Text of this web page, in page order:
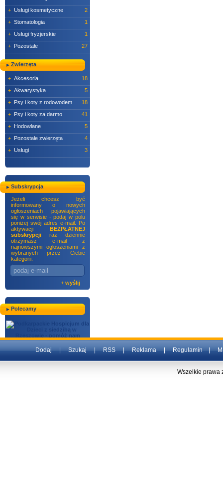
+ Usługi kosmetyczne
2
+ Stomatologia
1
+ Usługi fryzjerskie
1
+ Pozostałe 27
Zwierzęta
+ Akcesoria
18
+ Akwarystyka
5
+ Psy i koty z rodowodem
18
+ Psy i koty za darmo
41
+ Hodowlane
5
+ Pozostałe zwierzęta
4
+ Usługi 3
Subskrypcja
Jeżeli chcesz być
informowany o nowych
ogłoszeniach pojawiających
się w serwisie - podaj w polu
poniżej swój adres e-mail. Po
aktywacji BEZPŁATNEJ
subskrypcji raz dziennie
otrzymasz e-mail z
najnowszymi ogłoszeniami z
wybranych przez Ciebie
kategorii.
+ wyślij
Polecamy
Dodaj|Szukaj|RSS|Reklama|Regulamin|
Wszelkie prawa